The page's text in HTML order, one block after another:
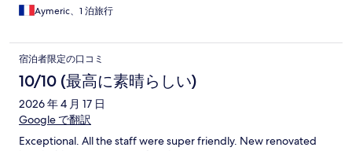
Aymeric、1 泊旅行
宿泊者限定の口コミ
10/10 (最高に素晴らしい)
2026 年 4 月 17 日
Google で翻訳
Exceptional. All the staff were super friendly. New renovated